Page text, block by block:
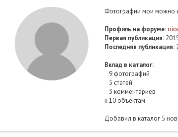
Фотографии мои можно
Профиль на форуме:
Первая публикация:
Последняя публикация:
Вклад в каталог:
9 фотографий
5 статей
3 комментариев
к 10 объектам
Добавил в каталог 5